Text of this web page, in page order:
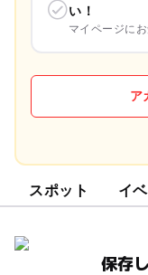
い！
マイページに
ア
スポット イ
保存